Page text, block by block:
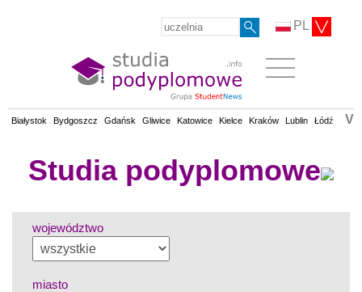
PL
Białystok Bydgoszcz Gdańsk Gliwice Katowice Kielce Kraków Lublin Łódź V
Studia podyplomowe
województwo
miasto